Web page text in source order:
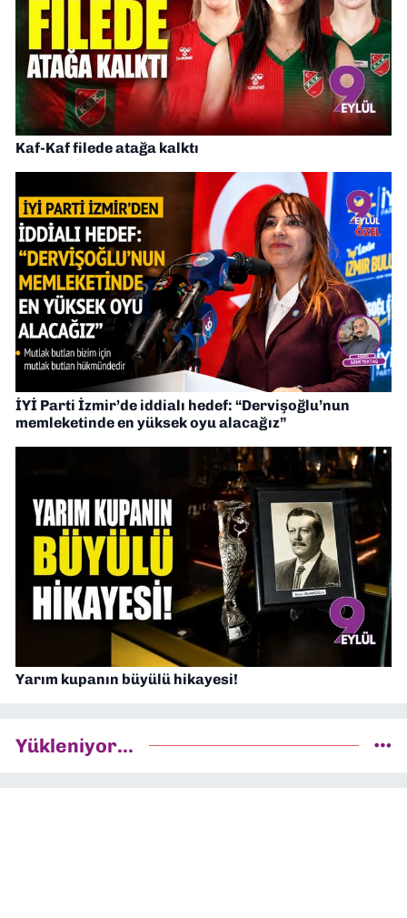
Kaf-Kaf filede atağa kalktı
İYİ Parti İzmir’de iddialı hedef: “Dervişoğlu’nun
memleketinde en yüksek oyu alacağız”
Yarım kupanın büyülü hikayesi!
Yükleniyor...